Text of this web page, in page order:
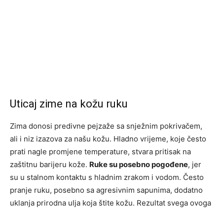
Uticaj zime na kožu ruku
Zima donosi predivne pejzaže sa snježnim pokrivačem,
ali i niz izazova za našu kožu. Hladno vrijeme, koje često
prati nagle promjene temperature, stvara pritisak na
zaštitnu barijeru kože. Ruke su posebno pogođene, jer
su u stalnom kontaktu s hladnim zrakom i vodom. Često
pranje ruku, posebno sa agresivnim sapunima, dodatno
uklanja prirodna ulja koja štite kožu. Rezultat svega ovoga